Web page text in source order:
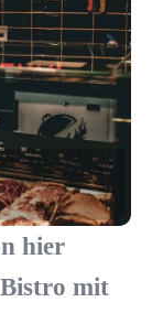
hier
mit